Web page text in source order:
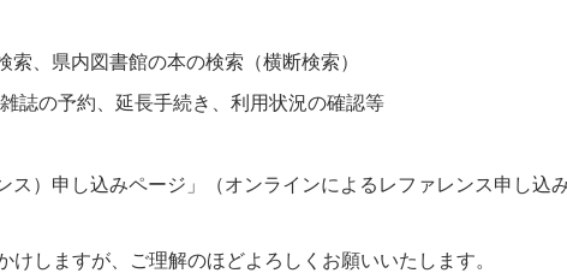
索、県内図書館の本の検索（横断検索）
誌の予約、延長手続き、利用状況の確認等
ス）申し込みページ」（オンラインによるレファレンス申し込み
けしますが、ご理解のほどよろしくお願いいたします。